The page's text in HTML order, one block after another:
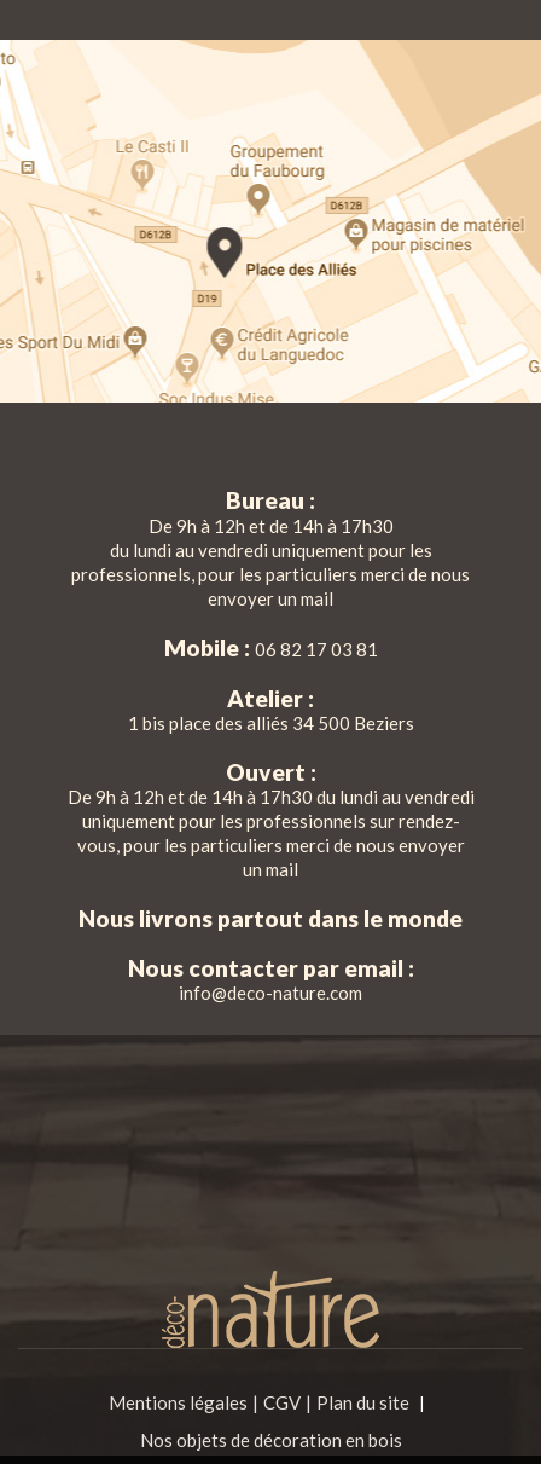
Bureau :
De 9h à 12h et de 14h à 17h30
du lundi au vendredi uniquement pour les
professionnels, pour les particuliers merci de nous
envoyer un mail
Mobile : 06 82 17 03 81
Atelier :
1 bis place des alliés 34 500 Beziers
Ouvert :
De 9h à 12h et de 14h à 17h30 du lundi au vendredi
uniquement pour les professionnels sur rendez-
vous, pour les particuliers merci de nous envoyer
un mail
Nous livrons partout dans le monde
Nous contacter par email :
info@deco-nature.com
Mentions légales CGV Plan du site |
Nos objets de décoration en bois